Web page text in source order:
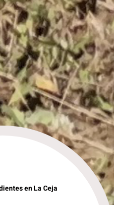
en La Ceja